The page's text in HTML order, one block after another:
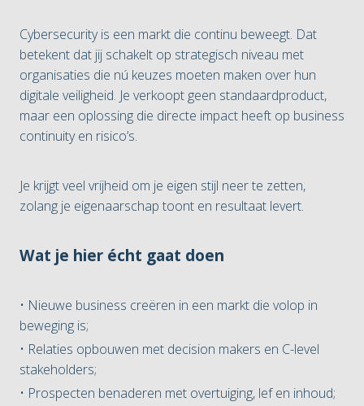
Cybersecurity is een markt die continu beweegt. Dat
betekent dat jij schakelt op strategisch niveau met
organisaties die nú keuzes moeten maken over hun
digitale veiligheid. Je verkoopt geen standaardproduct,
maar een oplossing die directe impact heeft op business
continuity en risico’s.
Je krijgt veel vrijheid om je eigen stijl neer te zetten,
zolang je eigenaarschap toont en resultaat levert.
Wat je hier écht gaat doen
• Nieuwe business creëren in een markt die volop in
beweging is;
• Relaties opbouwen met decision makers en C-level
stakeholders;
• Prospecten benaderen met overtuiging, lef en inhoud;